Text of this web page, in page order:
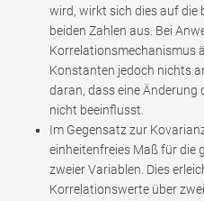
wird, wirkt sich dies auf die
beiden Zahlen aus. Bei
Korrelationsmechanismus
Konstanten jedoch nichts
daran, dass eine Änderung
nicht beeinflusst.
Im Gegensatz zur
einheitenfreies Maß für die
zweier Variablen. Dies
Korrelationswerte über